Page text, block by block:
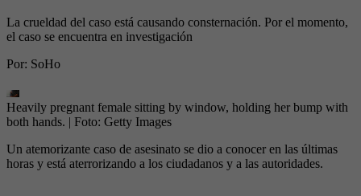
La crueldad del caso está causando consternación. Por el momento,
el caso se encuentra en investigación
Por: SoHo
Heavily pregnant female sitting by window, holding her bump with
both hands. | Foto: Getty Images
Un atemorizante caso de asesinato se dio a conocer en las últimas
horas y está aterrorizando a los ciudadanos y a las autoridades.